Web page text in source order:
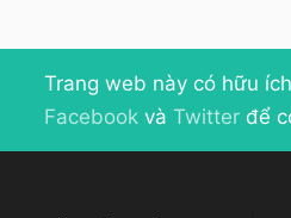
Trang web này có hữu
Facebook và Twitter để